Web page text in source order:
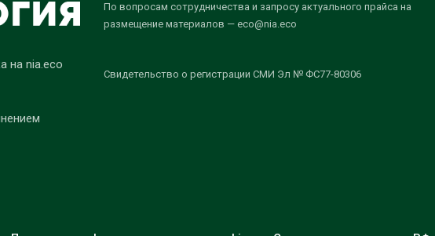
на nia.eco
По вопросам сотрудничества и запросу актуального прайса на
размещение материалов — eco@nia.eco
Свидетельство о регистрации СМИ Эл № ФС77-80306